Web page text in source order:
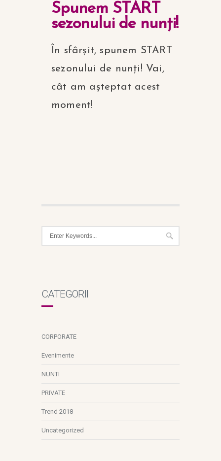
Spunem START
sezonului de nunți!
În sfârșit, spunem START
sezonului de nunți! Vai,
cât am așteptat acest
moment!
CATEGORII
CORPORATE
Evenimente
NUNTI
PRIVATE
Trend 2018
Uncategorized